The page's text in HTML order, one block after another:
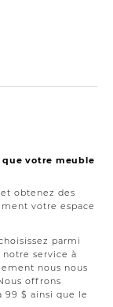
que votre meuble
et obtenez des
votre espace
parmi
service à
nous nous
offrons
99 $ ainsi que le